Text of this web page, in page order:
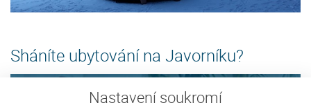
Nastavení soukromí
Sháníte ubytování na Javorníku?